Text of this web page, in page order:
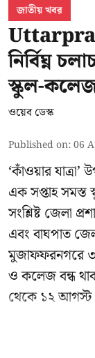
জাতীয় খবর
নির্বিঘ্ন
স্কুল-কলেজ
ওয়েব ডেস্ক
Published on:06
‘কাঁওয়ার যাত্রা’
এক সপ্তাহ সমস্ত
সংশ্লিষ্ট জেলা
এবং বাঘপাত
মুজাফফরনগরে
ও কলেজ বন্ধ
থেকে ১২ আগস্ট